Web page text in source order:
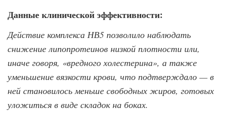
Данные клинической эффективности:
Действие комплекса НВ5 позволило наблюдать
снижение липопротеинов низкой плотности или,
иначе говоря, «вредного холестерина», а также
уменьшение вязкости крови, что подтверждало — в
ней становилось меньше свободных жиров, готовых
уложиться в виде складок на боках.